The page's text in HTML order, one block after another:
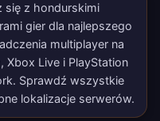
się z hondurskimi
gier dla najlepszego
multiplayer na
Xbox Live i PlayStation
Sprawdź wszystkie
lokalizacje serwerów.